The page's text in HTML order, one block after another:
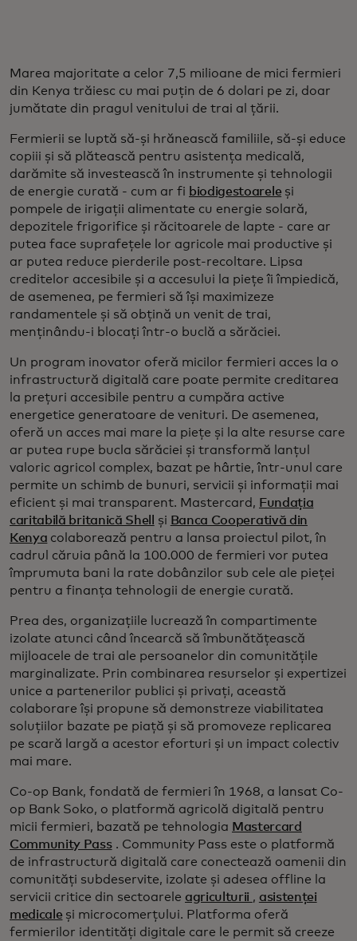
Marea majoritate a celor 7,5 milioane de mici fermieri
din Kenya trăiesc cu mai puțin de 6 dolari pe zi, doar
jumătate din pragul venitului de trai al țării.
Fermierii se luptă să-și hrănească familiile, să-și educe
copiii și să plătească pentru asistența medicală,
darămite să investească în instrumente și tehnologii
de energie curată - cum ar fi biodigestoarele și
pompele de irigații alimentate cu energie solară,
depozitele frigorifice și răcitoarele de lapte - care ar
putea face suprafețele lor agricole mai productive și
ar putea reduce pierderile post-recoltare. Lipsa
creditelor accesibile și a accesului la piețe îi împiedică,
de asemenea, pe fermieri să își maximizeze
randamentele și să obțină un venit de trai,
menținându-i blocați într-o buclă a sărăciei.
Un program inovator oferă micilor fermieri acces la o
infrastructură digitală care poate permite creditarea
la prețuri accesibile pentru a cumpăra active
energetice generatoare de venituri. De asemenea,
oferă un acces mai mare la piețe și la alte resurse care
ar putea rupe bucla sărăciei și transformă lanțul
valoric agricol complex, bazat pe hârtie, într-unul care
permite un schimb de bunuri, servicii și informații mai
eficient și mai transparent. Mastercard, Fundația
caritabilă britanică Shell
și Banca Cooperativă din
Kenya colaborează pentru a lansa proiectul pilot, în
cadrul căruia până la 100.000 de fermieri vor putea
împrumuta bani la rate dobânzilor sub cele ale pieței
pentru a finanța tehnologii de energie curată.
Prea des, organizațiile lucrează în compartimente
izolate atunci când încearcă să îmbunătățească
mijloacele de trai ale persoanelor din comunitățile
marginalizate. Prin combinarea resurselor și expertizei
unice a partenerilor publici și privați, această
colaborare își propune să demonstreze viabilitatea
soluțiilor bazate pe piață și să promoveze replicarea
pe scară largă a acestor eforturi și un impact colectiv
mai mare.
Co-op Bank, fondată de fermieri în 1968, a lansat Co-
op Bank Soko, o platformă agricolă digitală pentru
micii fermieri, bazată pe tehnologia Mastercard
Community Pass. Community Pass este o platformă
de infrastructură digitală care conectează oamenii din
comunități subdeservite, izolate și adesea offline la
servicii critice din sectoarele agriculturii , asistenței
medicale și microcomerțului. Platforma oferă
fermierilor identități digitale care le permit să creeze